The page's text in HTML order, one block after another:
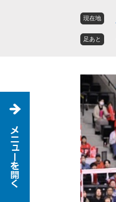
で
ば
現在地
足あと